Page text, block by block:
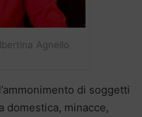
Agnello
di soggetti
domestica, minacce,